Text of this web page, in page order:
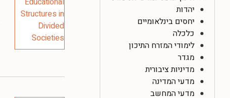
יהדות
יחסים בינלאומיים
כלכלה
לימודי המזרח התיכון
מגדר
מדיניות ציבורית
מדעי המדינה
מדעי המחשב